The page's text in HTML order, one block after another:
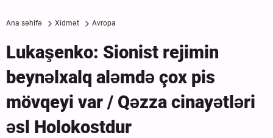
Ana səhifə Xidmət Avropa
Lukaşenko: Sionist rejimin
beynəlxalq aləmdə çox pis
mövqeyi var / Qəzza cinayətləri
əsl Holokostdur